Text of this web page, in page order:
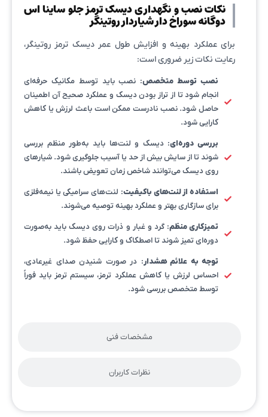
مشخصات فنی
نظرات کاربران
نکات نصب و نگهداری دیسک ترمز جلو ساینا اس
دوگانه سوراخ دار شیاردار روتینگر
برای عملکرد بهینه و افزایش طول عمر دیسک ترمز روتینگر،
رعایت نکات زیر ضروری است:
نصب توسط متخصص: نصب باید توسط مکانیک حرفه‌ای
انجام شود تا از تراز بودن دیسک و عملکرد صحیح آن اطمینان
حاصل شود. نصب نادرست ممکن است باعث لرزش یا کاهش
کارایی شود.
بررسی دوره‌ای: دیسک و لنت‌ها باید به‌طور منظم بررسی
شوند تا از سایش بیش از حد یا آسیب جلوگیری شود. شیارهای
روی دیسک می‌توانند شاخص زمان تعویض باشند.
استفاده از لنت‌های باکیفیت: لنت‌های سرامیکی یا نیمه‌فلزی
برای سازگاری بهتر و عملکرد بهینه توصیه می‌شوند.
تمیزکاری منظم: گرد و غبار و ذرات روی دیسک باید به‌صورت
دوره‌ای تمیز شوند تا اصطکاک و کارایی حفظ شود.
توجه به علائم هشدار: در صورت شنیدن صدای غیرعادی،
احساس لرزش یا کاهش عملکرد ترمز، سیستم ترمز باید فوراً
توسط متخصص بررسی شود.